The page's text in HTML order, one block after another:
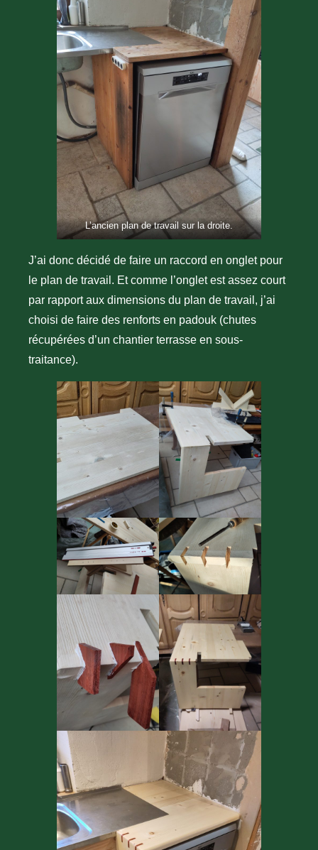
L’ancien plan de travail sur la droite.
J’ai donc décidé de faire un raccord en onglet pour
le plan de travail. Et comme l’onglet est assez court
par rapport aux dimensions du plan de travail, j’ai
choisi de faire des renforts en padouk (chutes
récupérées d’un chantier terrasse en sous-
traitance).